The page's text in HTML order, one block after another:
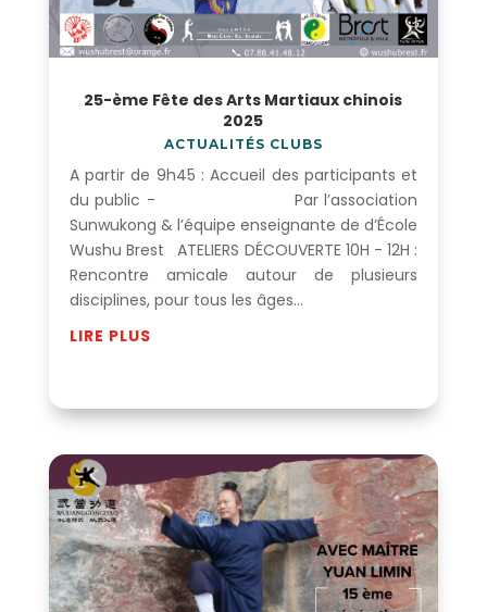
25-ème Fête des Arts Martiaux chinois
2025
ACTUALITÉS CLUBS
A partir de 9h45 : Accueil des participants et
du public - Par l’association
Sunwukong & l’équipe enseignante de d’École
Wushu Brest ATELIERS DÉCOUVERTE 10H - 12H :
Rencontre amicale autour de plusieurs
disciplines, pour tous les âges...
LIRE PLUS